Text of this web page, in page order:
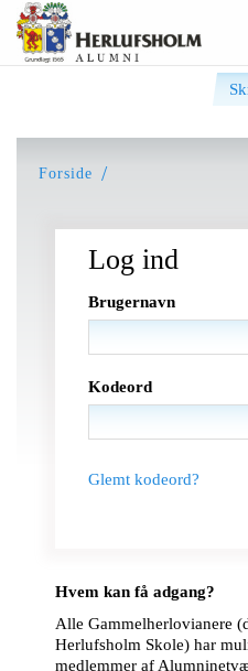
Forside
Log ind
Brugernavn
Kodeord
Glemt kodeord?
Hvem kan få adgang?
Alle Gammelherlovianere
Herlufsholm Skole) har
medlemmer af